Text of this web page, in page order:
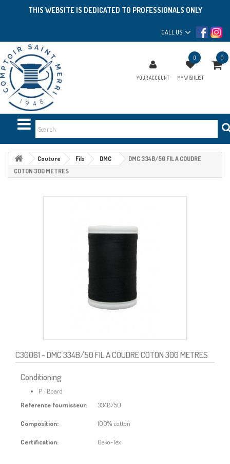
THIS WEBSITE IS DEDICATED TO PROFESSIONALS ONLY
CALL US
YOUR ACCOUNT
0
MY WISHLIST
0
Couture Fils DMC
DMC 334B/50 FIL A COUDRE
COTON 300 METRES
C30061- DMC 334B/50 FIL A COUDRE COTON 300 METRES
Conditioning
P : Board
Reference fournisseur:
334B/50
Composition: 100% cotton
Certification: Oeko-Tex